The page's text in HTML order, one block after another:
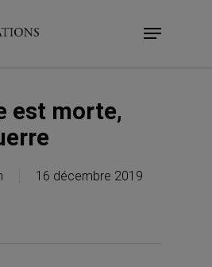
Menu
est morte,
16 décembre 2019